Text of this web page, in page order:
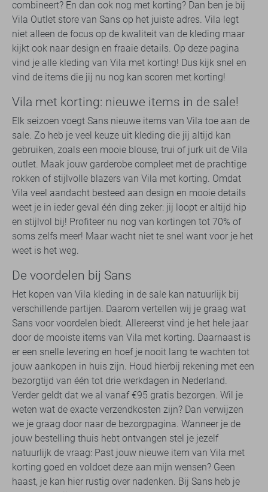
combineert? En dan ook nog met korting? Dan ben je bij
Vila Outlet store van Sans op het juiste adres. Vila legt
niet alleen de focus op de kwaliteit van de kleding maar
kijkt ook naar design en fraaie details. Op deze pagina
vind je alle kleding van Vila met korting! Dus kijk snel en
vind de items die jij nu nog kan scoren met korting!
Vila met korting: nieuwe items in de sale!
Elk seizoen voegt Sans nieuwe items van Vila toe aan de
sale. Zo heb je veel keuze uit kleding die jij altijd kan
gebruiken, zoals een mooie blouse, trui of jurk uit de Vila
outlet. Maak jouw garderobe compleet met de prachtige
rokken of stijlvolle blazers van Vila met korting. Omdat
Vila veel aandacht besteed aan design en mooie details
weet je in ieder geval één ding zeker: jij loopt er altijd hip
en stijlvol bij! Profiteer nu nog van kortingen tot 70% of
soms zelfs meer! Maar wacht niet te snel want voor je het
weet is het weg.
De voordelen bij Sans
Het kopen van Vila kleding in de sale kan natuurlijk bij
verschillende partijen. Daarom vertellen wij je graag wat
Sans voor voordelen biedt. Allereerst vind je het hele jaar
door de mooiste items van Vila met korting. Daarnaast is
er een snelle levering en hoef je nooit lang te wachten tot
jouw aankopen in huis zijn. Houd hierbij rekening met een
bezorgtijd van één tot drie werkdagen in Nederland.
Verder geldt dat we al vanaf €95 gratis bezorgen. Wil je
weten wat de exacte verzendkosten zijn? Dan verwijzen
we je graag door naar de bezorgpagina. Wanneer je de
jouw bestelling thuis hebt ontvangen stel je jezelf
natuurlijk de vraag: Past jouw nieuwe item van Vila met
korting goed en voldoet deze aan mijn wensen? Geen
haast, je kan hier rustig over nadenken. Bij Sans heb je